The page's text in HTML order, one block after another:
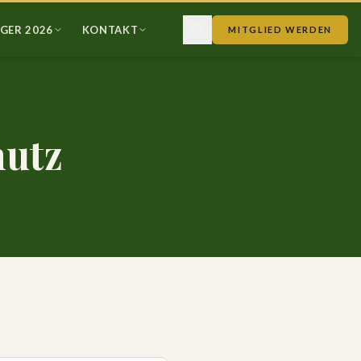
2026 KONTAKT MITGLIED WERDEN